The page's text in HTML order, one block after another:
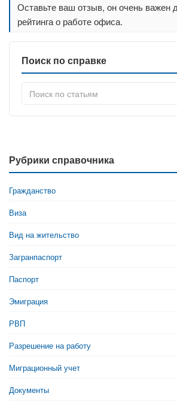
Оставьте ваш отзыв, он очень важен
рейтинга о работе офиса.
Поиск по справке
Рубрики справочника
Гражданство
Виза
Вид на жительство
Загранпаспорт
Паспорт
Эмиграция
РВП
Разрешение на работу
Миграционный учет
Документы